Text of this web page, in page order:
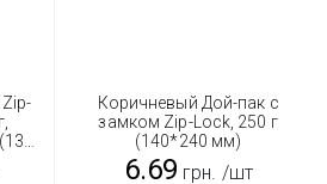
Коричневый Дой-пак с
замком Zip-Lock, 250 г
(140*240 мм)
6.69 грн. /шт